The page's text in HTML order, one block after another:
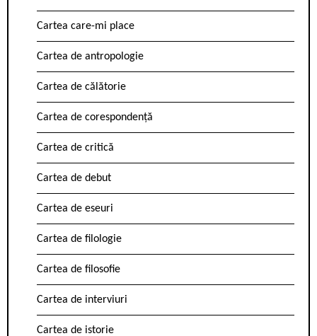
Cartea care-mi place
Cartea de antropologie
Cartea de călătorie
Cartea de corespondență
Cartea de critică
Cartea de debut
Cartea de eseuri
Cartea de filologie
Cartea de filosofie
Cartea de interviuri
Cartea de istorie